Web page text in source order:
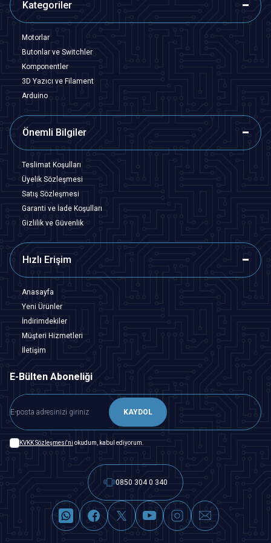
Kategoriler
Motorlar
Butonlar ve Switchler
Komponentler
3D Yazıcı ve Filament
Arduino
Önemli Bilgiler
Teslimat Koşulları
Üyelik Sözleşmesi
Satış Sözleşmesi
Garanti ve İade Koşulları
Gizlilik ve Güvenlik
Hızlı Erişim
Anasayfa
Yeni Ürünler
İndirimdekiler
Müşteri Hizmetleri
İletişim
E-Bülten Aboneliği
KAYDOL
KVKK Sözleşmesi'ni okudum, kabul ediyorum.
0850 304 0 340